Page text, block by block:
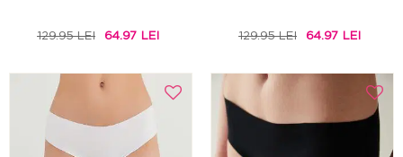
129.95 LEI 64.97 LEI 129.95 LEI 64.97 LEI